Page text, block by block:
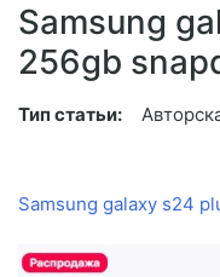
Samsung
256gb
Тип статьи:
Samsung galaxy s24